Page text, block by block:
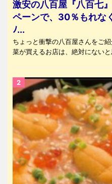
激安の八百屋『八百七
ペーンで、30％もれな
ﾉ...
ちょっと衝撃の八百屋さんをご
菜が買えるお店は、絶対にない